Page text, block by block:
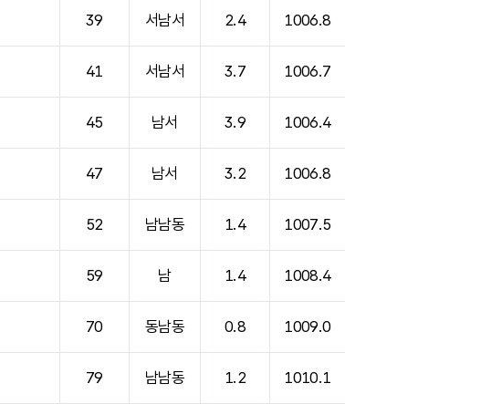
39 서남서 2.4 1006.8
41 서남서 3.7 1006.7
45 남서 3.9 1006.4
47 남서 3.2 1006.8
52 남남동 1.4 1007.5
59 남 1.4 1008.4
70 동남동 0.8 1009.0
79 남남동 1.2 1010.1